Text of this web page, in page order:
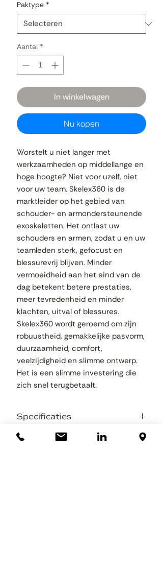
Paktype *
Aantal *
In winkelwagen
Nu kopen
Worstelt u niet langer met
werkzaamheden op middellange en
hoge hoogte? Niet voor uzelf, niet
voor uw team. Skelex360 is de
marktleider op het gebied van
schouder- en armondersteunende
exoskeletten. Het ontlast uw
schouders en armen, zodat u en uw
teamleden sterk, gefocust en
blessurevrij blijven. Minder
vermoeidheid aan het eind van de
dag betekent betere prestaties,
meer tevredenheid en minder
klachten, uitval of blessures.
Skelex360 wordt geroemd om zijn
robuustheid, gemakkelijke pasvorm,
duurzaamheid, comfort,
veelzijdigheid en slimme ontwerp.
Het is een slimme investering die
zich snel terugbetaalt.
Specificaties
Totaalgewicht 2,85 kg